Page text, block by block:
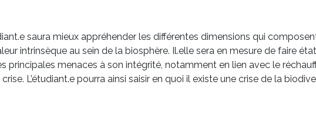
saura mieux appréhender les différentes dimensions qui
intrinsèque au sein de la biosphère. Il.elle sera en mesure de faire
principales menaces à son intégrité, notamment en lien avec le
L’étudiant.e pourra ainsi saisir en quoi il existe une crise de la